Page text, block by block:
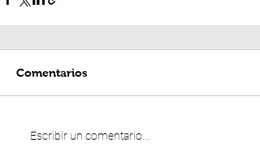
Comentarios
Escribir un comentario...